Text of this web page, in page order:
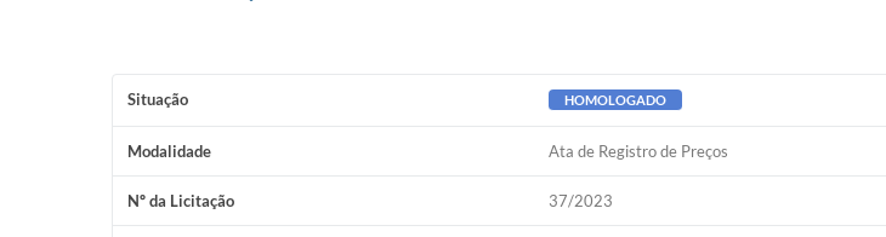
Situação HOMOLOGADO
Modalidade Ata de Registro de Preços
Nº da Licitação 37/2023